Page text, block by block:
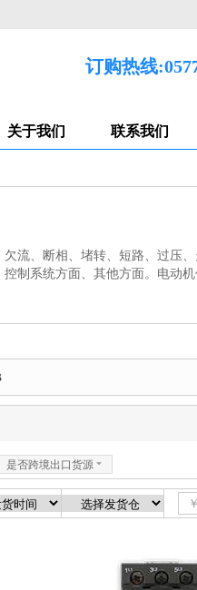
订购热线:0577-
关于我们 联系我们
流、断相、堵转、短路、过
制系统方面、其他方面。电
是否跨境出口货源 6